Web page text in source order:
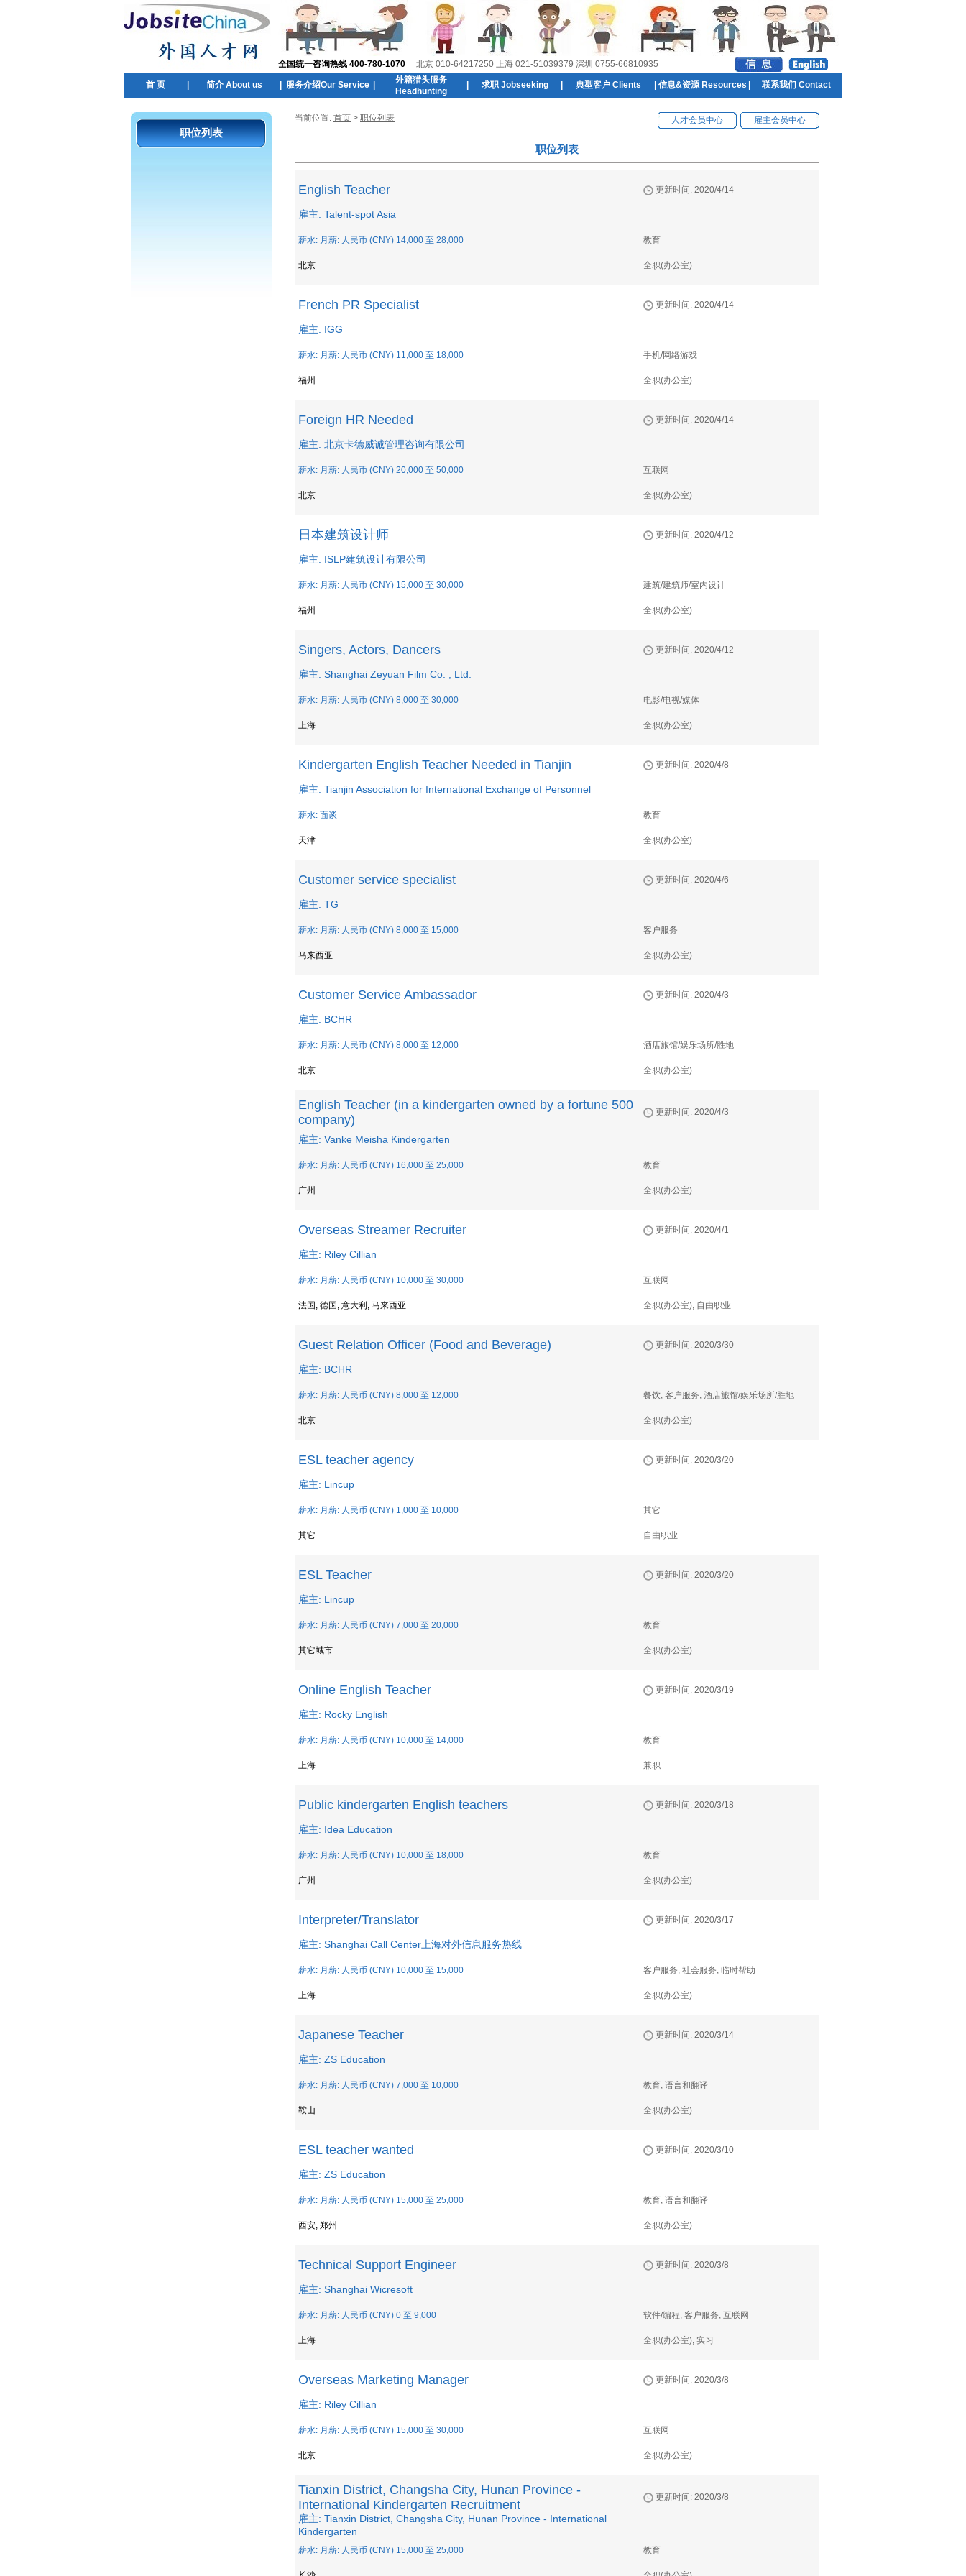
全国统一咨询热线 400-780-1070 北京 010-64217250 上海 021-51039379 深圳 0755-66810935
首 页 简介 About us 服务介绍Our Service
外籍猎头服务
Headhunting
求职 Jobseeking 典型客户 Clients 信息&资源 Resources 联系我们 Contact
职位列表
当前位置: 首页 > 职位列表 人才会员中心 雇主会员中心
职位列表
English Teacher 更新时间: 2020/4/14
雇主: Talent-spot Asia
薪水: 月薪: 人民币 (CNY) 14,000 至 28,000 教育
北京 全职(办公室)
French PR Specialist 更新时间: 2020/4/14
雇主: IGG
薪水: 月薪: 人民币 (CNY) 11,000 至 18,000 手机/网络游戏
福州 全职(办公室)
Foreign HR Needed 更新时间: 2020/4/14
雇主: 北京卡德威诚管理咨询有限公司
薪水: 月薪: 人民币 (CNY) 20,000 至 50,000 互联网
北京 全职(办公室)
日本建筑设计师 更新时间: 2020/4/12
雇主: ISLP建筑设计有限公司
薪水: 月薪: 人民币 (CNY) 15,000 至 30,000 建筑/建筑师/室内设计
福州 全职(办公室)
Singers, Actors, Dancers 更新时间: 2020/4/12
雇主: Shanghai Zeyuan Film Co. , Ltd.
薪水: 月薪: 人民币 (CNY) 8,000 至 30,000 电影/电视/媒体
上海 全职(办公室)
Kindergarten English Teacher Needed in Tianjin 更新时间: 2020/4/8
雇主: Tianjin Association for International Exchange of Personnel
薪水: 面谈 教育
天津 全职(办公室)
Customer service specialist 更新时间: 2020/4/6
雇主: TG
薪水: 月薪: 人民币 (CNY) 8,000 至 15,000 客户服务
马来西亚 全职(办公室)
Customer Service Ambassador 更新时间: 2020/4/3
雇主: BCHR
薪水: 月薪: 人民币 (CNY) 8,000 至 12,000 酒店旅馆/娱乐场所/胜地
北京 全职(办公室)
English Teacher (in a kindergarten owned by a fortune 500
company)
更新时间: 2020/4/3
雇主: Vanke Meisha Kindergarten
薪水: 月薪: 人民币 (CNY) 16,000 至 25,000 教育
广州 全职(办公室)
Overseas Streamer Recruiter 更新时间: 2020/4/1
雇主: Riley Cillian
薪水: 月薪: 人民币 (CNY) 10,000 至 30,000 互联网
法国, 德国, 意大利, 马来西亚 全职(办公室), 自由职业
Guest Relation Officer (Food and Beverage) 更新时间: 2020/3/30
雇主: BCHR
薪水: 月薪: 人民币 (CNY) 8,000 至 12,000 餐饮, 客户服务, 酒店旅馆/娱乐场所/胜地
北京 全职(办公室)
ESL teacher agency 更新时间: 2020/3/20
雇主: Lincup
薪水: 月薪: 人民币 (CNY) 1,000 至 10,000 其它
其它 自由职业
ESL Teacher 更新时间: 2020/3/20
雇主: Lincup
薪水: 月薪: 人民币 (CNY) 7,000 至 20,000 教育
其它城市 全职(办公室)
Online English Teacher 更新时间: 2020/3/19
雇主: Rocky English
薪水: 月薪: 人民币 (CNY) 10,000 至 14,000 教育
上海 兼职
Public kindergarten English teachers 更新时间: 2020/3/18
雇主: Idea Education
薪水: 月薪: 人民币 (CNY) 10,000 至 18,000 教育
广州 全职(办公室)
Interpreter/Translator 更新时间: 2020/3/17
雇主: Shanghai Call Center上海对外信息服务热线
薪水: 月薪: 人民币 (CNY) 10,000 至 15,000 客户服务, 社会服务, 临时帮助
上海 全职(办公室)
Japanese Teacher 更新时间: 2020/3/14
雇主: ZS Education
薪水: 月薪: 人民币 (CNY) 7,000 至 10,000 教育, 语言和翻译
鞍山 全职(办公室)
ESL teacher wanted 更新时间: 2020/3/10
雇主: ZS Education
薪水: 月薪: 人民币 (CNY) 15,000 至 25,000 教育, 语言和翻译
西安, 郑州 全职(办公室)
Technical Support Engineer 更新时间: 2020/3/8
雇主: Shanghai Wicresoft
薪水: 月薪: 人民币 (CNY) 0 至 9,000 软件/编程, 客户服务, 互联网
上海 全职(办公室), 实习
Overseas Marketing Manager 更新时间: 2020/3/8
雇主: Riley Cillian
薪水: 月薪: 人民币 (CNY) 15,000 至 30,000 互联网
北京 全职(办公室)
Tianxin District, Changsha City, Hunan Province -
International Kindergarten Recruitment
更新时间: 2020/3/8
雇主: Tianxin District, Changsha City, Hunan Province - International
Kindergarten
薪水: 月薪: 人民币 (CNY) 15,000 至 25,000 教育